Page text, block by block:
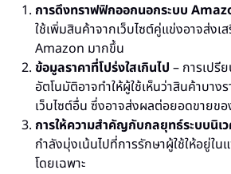
การดึงทราฟฟิกออกนอกระบบ
ใช้เพิ่มสินค้าจากเว็บไซต์คู่แข่งอาจส่งเ
Amazon มากขึ้น
ข้อมูลราคาที่โปร่งใสเกินไป – การเปรี
อัตโนมัติอาจทำให้ผู้ใช้เห็นว่าสินค้าบาง
เว็บไซต์อื่น ซึ่งอาจส่งผลต่อยอดขายข
การให้ความสำคัญกับกลยุทธ์ระบบนิเ
กำลังมุ่งเน้นไปที่การรักษาผู้ใช้ให้อยู่ใ
โดยเฉพาะ